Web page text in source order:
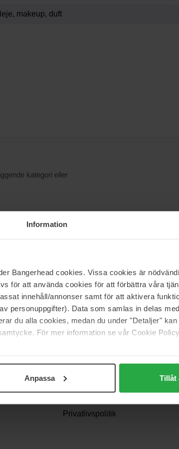
Information
Bangerhead cookies. Vissa cookies är
för att använda cookies för att förbättra våra
innehåll/annonser samt för att aktivera
personuppgifter). Data som samlas in delas
du alla cookies, medan du under "Detaljer"
För mer information se vår Cookie
Anpassa Tillåt
kategori eller
Support
Spørgsmål og svar
Betingelser
Privatlivspolitik